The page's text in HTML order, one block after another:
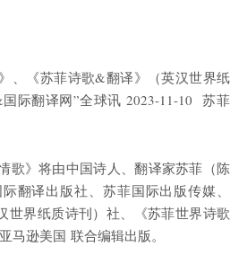
、《苏菲诗歌&翻译》（英汉世界纸
际翻译网”全球讯 2023-11-10 苏菲
歌》将由中国诗人、翻译家苏菲（陈
翻译出版社、苏菲国际出版传媒、
世界纸质诗刊）社、《苏菲世界诗歌
马逊美国 联合编辑出版。